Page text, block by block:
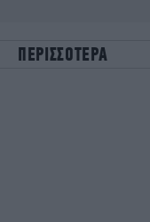
ΠΕΡΙΣΣΟΤΕΡΑ